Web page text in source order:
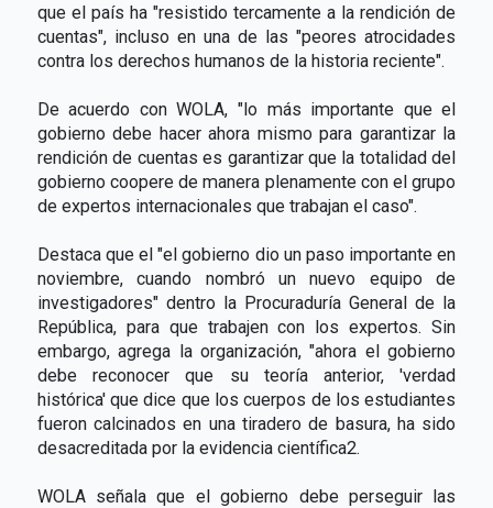
que el país ha "resistido tercamente a la rendición de
cuentas", incluso en una de las "peores atrocidades
contra los derechos humanos de la historia reciente".
De acuerdo con WOLA, "lo más importante que el
gobierno debe hacer ahora mismo para garantizar la
rendición de cuentas es garantizar que la totalidad del
gobierno coopere de manera plenamente con el grupo
de expertos internacionales que trabajan el caso".
Destaca que el "el gobierno dio un paso importante en
noviembre, cuando nombró un nuevo equipo de
investigadores" dentro la Procuraduría General de la
República, para que trabajen con los expertos. Sin
embargo, agrega la organización, "ahora el gobierno
debe reconocer que su teoría anterior, 'verdad
histórica' que dice que los cuerpos de los estudiantes
fueron calcinados en una tiradero de basura, ha sido
desacreditada por la evidencia científica2.
WOLA señala que el gobierno debe perseguir las